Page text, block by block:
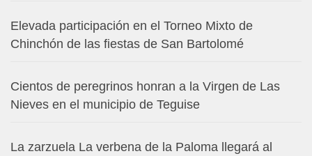
Elevada participación en el Torneo Mixto de
Chinchón de las fiestas de San Bartolomé
Cientos de peregrinos honran a la Virgen de Las
Nieves en el municipio de Teguise
La zarzuela La verbena de la Paloma llegará al